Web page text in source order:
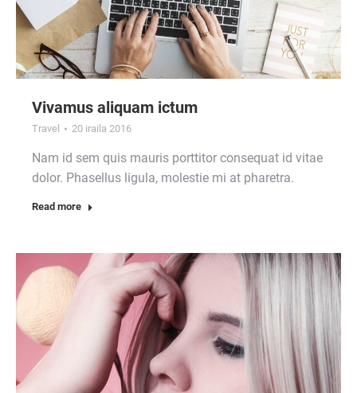
Vivamus aliquam ictum
Travel 20 iraila 2016
Nam id sem quis mauris porttitor consequat id vitae
dolor. Phasellus ligula, molestie mi at pharetra.
Read more